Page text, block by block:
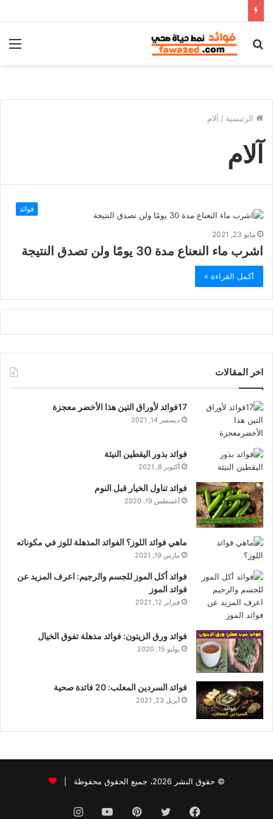
بحث
الرئيسية / آلام
آلام
فوائد
مايو 23, 2021
اشرب ماء النعناع مدة 30 يومًا ولن تصدق النتيجة
أكمل القراءة »
اخر المقالات
17فوائد لأوراق التين هذا الأخضر معجزة
ديسمبر 14, 2021
فوائد بذور اليقطين النيئة
أكتوبر 8, 2021
فوائد تناول الخيار قبل النوم
أغسطس 19, 2020
ماهي فوائد اللوز؟ الفوائد المذهلة للوز في مكوناته
مارس 19, 2021
فوائد أكل الموز للجسم والرجيم: اعرف المزيد عن
فوائد الموز
فبراير 12, 2021
فوائد ورق الزيتون: فوائد مذهلة تفوق الخيال
يوليو 15, 2020
فوائد السردين المعلب: 20 فائدة صحية
أبريل 23, 2021
© حقوق النشر 2026، جميع الحقوق محفوظة |
فيسبوك تويتر بينتيريستيوتيوبانستقرام